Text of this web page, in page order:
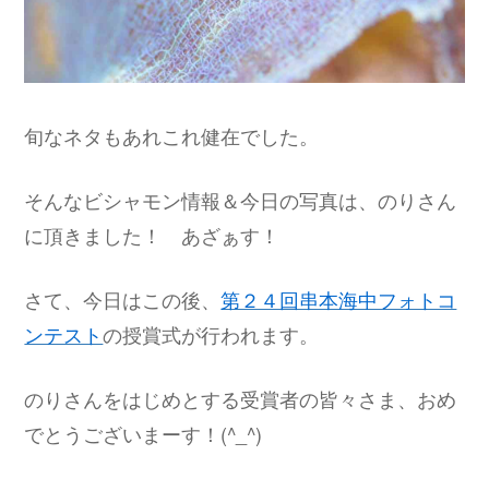
旬なネタもあれこれ健在でした。
そんなビシャモン情報＆今日の写真は、のりさん
に頂きました！ あざぁす！
さて、今日はこの後、第２４回串本海中フォトコ
ンテストの授賞式が行われます。
のりさんをはじめとする受賞者の皆々さま、おめ
でとうございまーす！(^_^)